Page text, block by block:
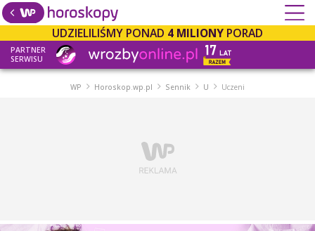
UDZIELILIŚMY PONAD 4 MILIONY PORAD
PARTNER
SERWISU
WP Horoskop.wp.pl Sennik U Uczeni